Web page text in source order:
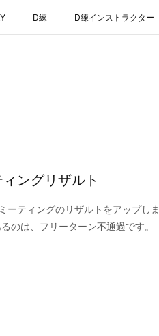
D練 D練インストラクター
ングリザルト
ーティングのリザルトをアップしま
のは、フリーターン不通過です。